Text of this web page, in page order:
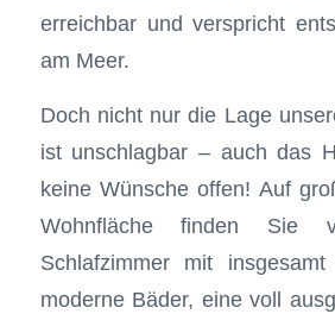
erreichbar und verspricht
am Meer.
Doch nicht nur die Lage
ist unschlagbar – auch das
keine Wünsche offen! Auf
Wohnfläche finden Sie
Schlafzimmer mit
moderne Bäder, eine voll